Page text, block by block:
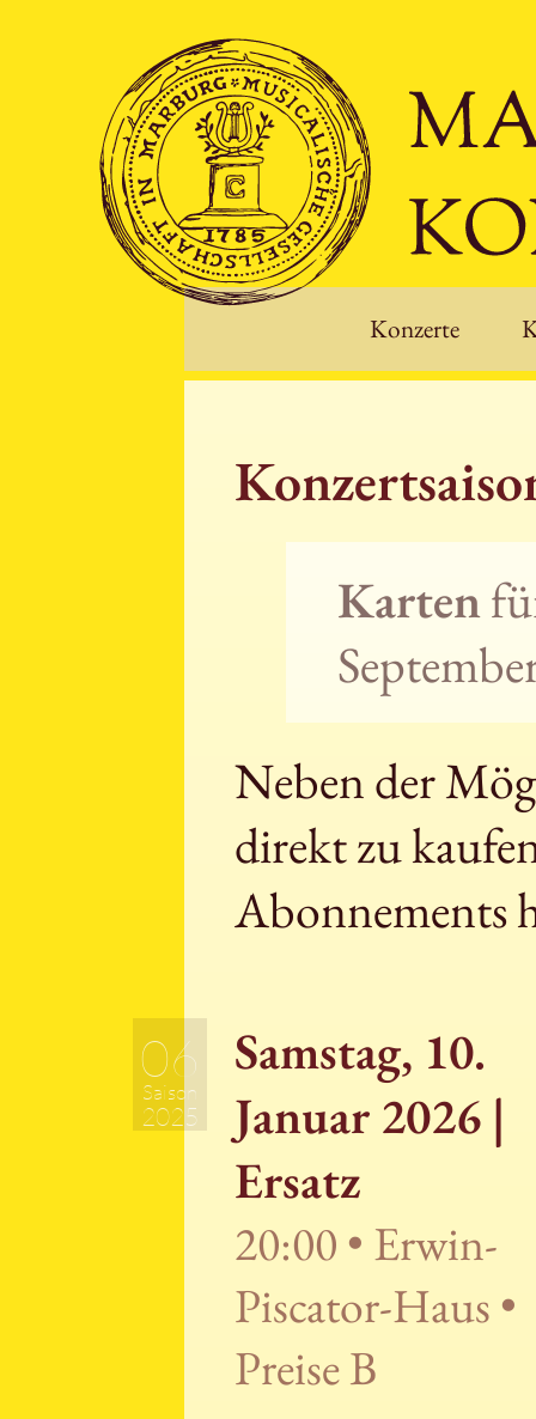
Konzerte
Karten
Neben der
direkt zu
Abonnements
06
Saison
2025
Samstag, 10.
Januar 2026 |
Ersatz
20:00 • Erwin-
Piscator-Haus •
Preise B